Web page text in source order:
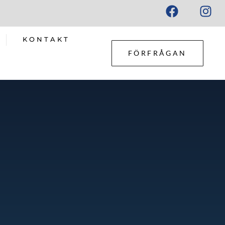
KONTAKT
FÖRFRÅGAN